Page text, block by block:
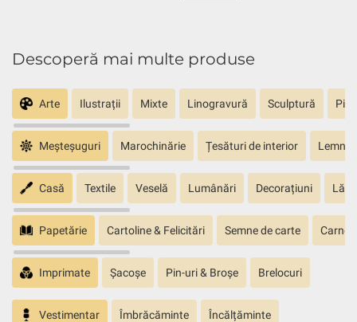
Descoperă mai multe produse
Arte Ilustrații Mixte Linogravură Sculptură
Meșteșuguri Marochinărie Țesături de interior Lemn
Casă Textile Veselă Lumânări Decorațiuni
Papetărie Cartoline & Felicitări Semne de carte
Imprimate Șacoșe Pin-uri & Broșe Brelocuri
Vestimentar Îmbrăcăminte Încălțăminte